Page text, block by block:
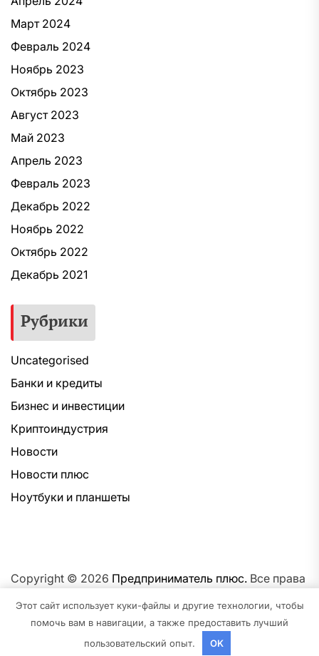
Март 2024
Февраль 2024
Ноябрь 2023
Октябрь 2023
Август 2023
Май 2023
Апрель 2023
Февраль 2023
Декабрь 2022
Ноябрь 2022
Октябрь 2022
Декабрь 2021
Рубрики
Uncategorised
Банки и кредиты
Бизнес и инвестиции
Криптоиндустрия
Новости
Новости плюс
Ноутбуки и планшеты
Copyright © 2026 Предприниматель плюс. Все права
платформеWordPress.
Этот сайт использует куки-файлы и другие технологии, чтобы
помочь вам в навигации, а также предоставить лучший
пользовательский опыт.
OK